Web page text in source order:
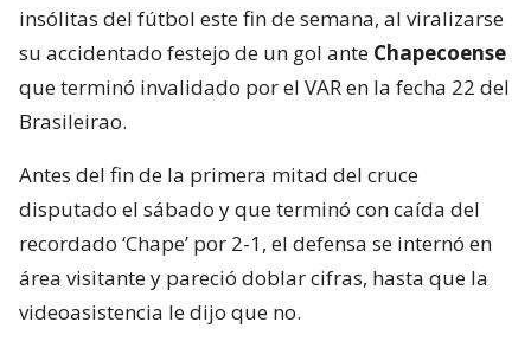
insólitas del fútbol este fin de semana, al viralizarse
su accidentado festejo de un gol ante Chapecoense
que terminó invalidado por el VAR en la fecha 22 del
Brasileirao.
Antes del fin de la primera mitad del cruce
disputado el sábado y que terminó con caída del
recordado ‘Chape’ por 2-1, el defensa se internó en
área visitante y pareció doblar cifras, hasta que la
videoasistencia le dijo que no.